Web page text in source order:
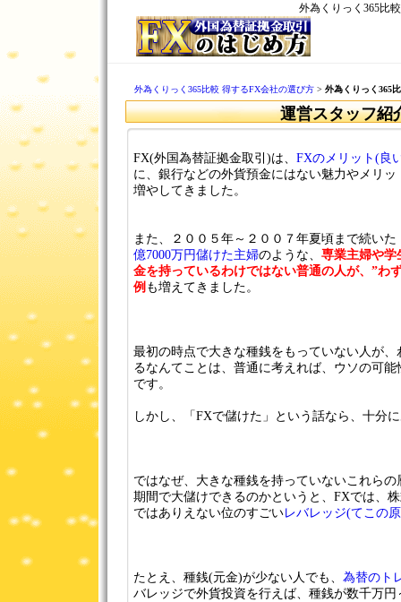
外為くりっく365比
外為くりっく365比較 得するFX会社の選び方 > 外為くりっく365
運営スタッフ紹
FX(外国為替証拠金取引)は、 FXのメリット(良
に、銀行などの外貨預金にはない魅力やメリ
増やしてきました。
また、２００５年～２００７年夏頃まで続い
億7000万円儲けた主婦のような、 専業主婦や学
金を持っているわけではない普通の人が、”わ
例 も増えてきました。
最初の時点で大きな種銭をもっていない人が
るなんてことは、普通に考えれば、ウソの可
です。
しかし、「FXで儲けた」という話なら、十分
ではなぜ、大きな種銭を持っていないこれら
期間で大儲けできるのかというと、FXでは、
ではありえない位のすごいレバレッジ(てこの
たとえ、種銭(元金)が少ない人でも、 為替のト
バレッジで外貨投資を行えば、種銭が数千万